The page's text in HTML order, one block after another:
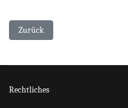
Vorheriger Beitrag: Spaghetti
Zurück
Rechtliches